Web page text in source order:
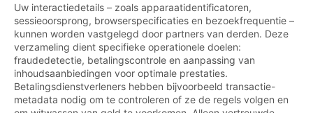
Uw interactiedetails – zoals apparaatidentificatoren,
sessieoorsprong, browserspecificaties en bezoekfrequentie –
kunnen worden vastgelegd door partners van derden. Deze
verzameling dient specifieke operationele doelen:
fraudedetectie, betalingscontrole en aanpassing van
inhoudsaanbiedingen voor optimale prestaties.
Betalingsdienstverleners hebben bijvoorbeeld transactie-
metadata nodig om te controleren of ze de regels volgen en